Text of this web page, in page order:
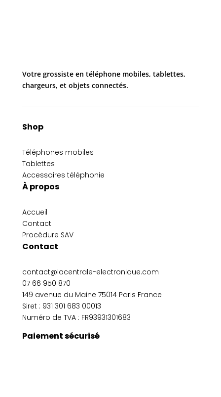
Votre grossiste en téléphone mobiles, tablettes,
chargeurs, et objets connectés.
Shop
Téléphones mobiles
Tablettes
Accessoires téléphonie
À propos
Accueil
Contact
Procédure SAV
Contact
contact@lacentrale-electronique.com
07 66 950 870
149 avenue du Maine 75014 Paris France
Siret : 931 301 683 00013
Numéro de TVA : FR93931301683
Paiement sécurisé